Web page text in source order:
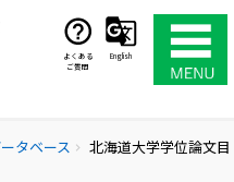
よくある
ご質問
English
タベース chevron_right
北海道大学学位論文目